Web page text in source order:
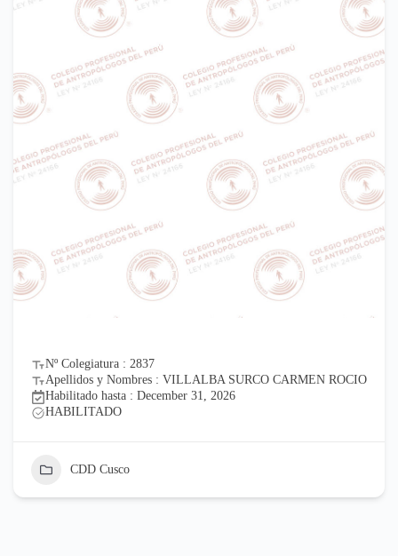
Nº Colegiatura : 2837
Apellidos y Nombres : VILLALBA SURCO CARMEN ROCIO
Habilitado hasta : December 31, 2026
HABILITADO
CDD Cusco